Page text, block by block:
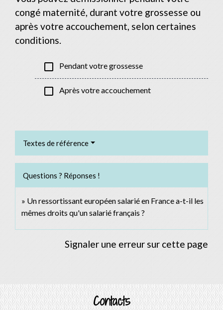
congé maternité, durant votre grossesse ou
après votre accouchement, selon certaines
conditions.
check_box_outline_blank Pendant votre grossesse
check_box_outline_blank Après votre accouchement
Textes de référence
Questions ? Réponses !
Un ressortissant européen salarié en France a-t-il les
mêmes droits qu'un salarié français ?
Signaler une erreur sur cette page
Contacts